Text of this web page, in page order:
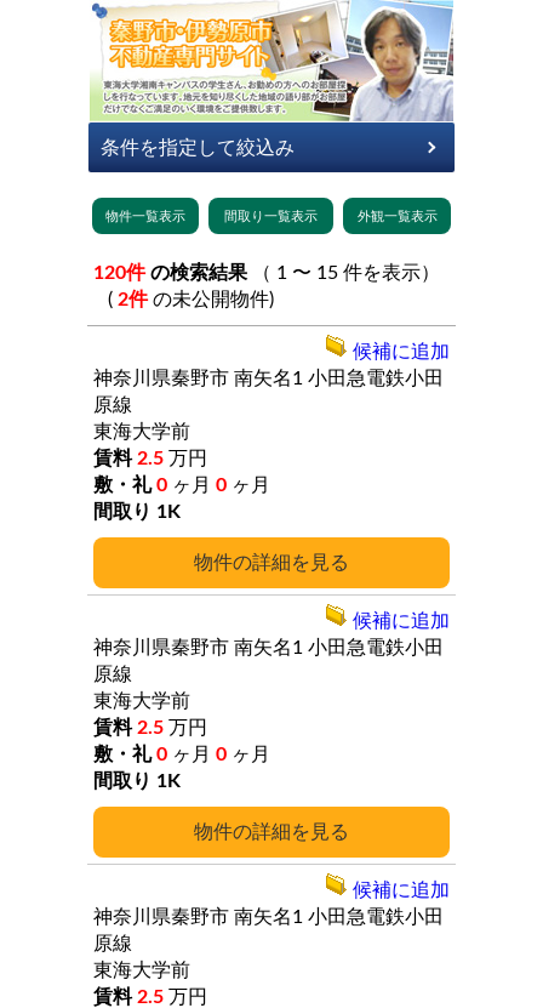
120件 の検索結果
( 2件 の未公開物件)
詳細
神奈川県秦野市 南矢名1 小田急電鉄小田
原線
東海大学前
2.5 万円
0 ヶ月 0 ヶ月
1K
候補に追加
詳細
神奈川県秦野市 南矢名1 小田急電鉄小田
原線
東海大学前
2.5 万円
0 ヶ月 0 ヶ月
1K
候補に追加
神奈川県秦野市 南矢名1 小田急電鉄小田
原線
東海大学前
2.5 万円
候補に追加